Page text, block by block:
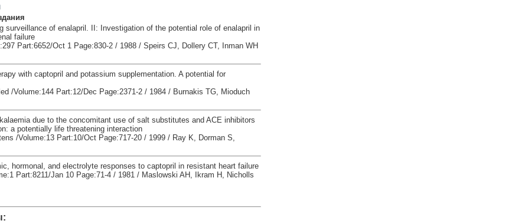
surveillance of enalapril. II: Investigation of the potential role of enalapril in
failure
Part:6652/Oct 1 Page:830-2 / 1988 / Speirs CJ, Dollery CT, Inman WH
with captopril and potassium supplementation. A potential for
/Volume:144 Part:12/Dec Page:2371-2 / 1984 / Burnakis TG, Mioduch
due to the concomitant use of salt substitutes and ACE inhibitors
a potentially life threatening interaction
/Volume:13 Part:10/Oct Page:717-20 / 1999 / Ray K, Dorman S,
hormonal, and electrolyte responses to captopril in resistant heart failure
Part:8211/Jan 10 Page:71-4 / 1981 / Maslowski AH, Ikram H, Nicholls